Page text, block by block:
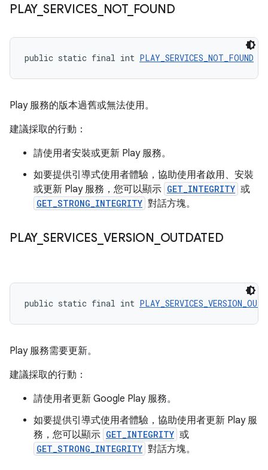
PLAY_ SERVICES_ NOT_ FOUND
public static final int PLAY_SERVICES_NOT_FOUND
Play 服務的版本過舊或無法使用。
建議採取的行動：
請使用者安裝或更新 Play 服務。
如要提供引導式使用者體驗，協助使用者啟用、安裝
或更新 Play 服務，您可以顯示 GET_INTEGRITY 或
GET_STRONG_INTEGRITY 對話方塊。
PLAY_ SERVICES_ VERSION OUTDATED
public static final int
Play 服務需要更新。
建議採取的行動：
請使用者更新 Google Play 服務。
如要提供引導式使用者體驗，協助使用者更新 Play 服
務，您可以顯示 GET_INTEGRITY 或
GET_STRONG_INTEGRITY 對話方塊。